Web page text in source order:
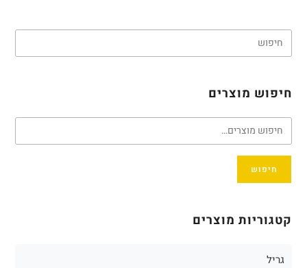
חיפוש מוצרים
חיפוש
קטגוריות מוצרים
גריל